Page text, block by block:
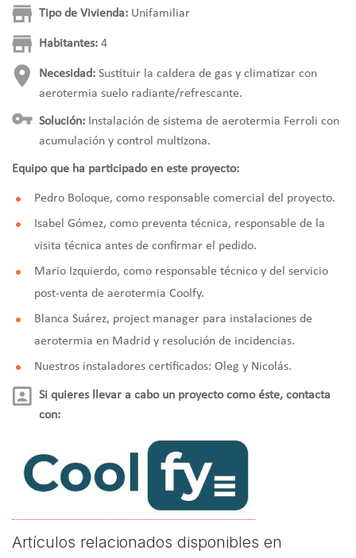
Tipo de Vivienda: Unifamiliar
Habitantes: 4
Necesidad: Sustituir la caldera de gas y climatizar con
aerotermia suelo radiante/refrescante.
Solución: Instalación de sistema de aerotermia Ferroli con
acumulación y control multizona.
Equipo que ha participado en este proyecto:
Pedro Boloque, como responsable comercial del proyecto.
Isabel Gómez, como preventa técnica, responsable de la
visita técnica antes de confirmar el pedido.
Mario Izquierdo, como responsable técnico y del servicio
post-venta de aerotermia Coolfy.
Blanca Suárez, project manager para instalaciones de
aerotermia en Madrid y resolución de incidencias.
Nuestros instaladores certificados: Oleg y Nicolás.
Si quieres llevar a cabo un proyecto como éste, contacta
con:
Artículos relacionados disponibles en